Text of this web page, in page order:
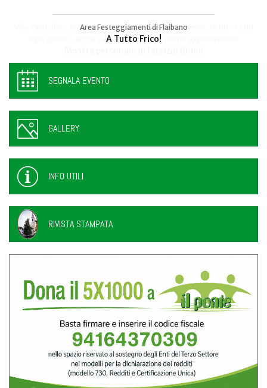
Area Festeggiamenti di Flaibano
A Tutto Frico!
Talmassons
FestInPiazza
SEGNALA EVENTO
GALLERY
INFO UTILI
RIVISTA STAMPATA